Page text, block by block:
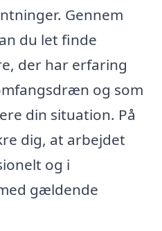
Gennem
du let finde
der har erfaring
og som
din situation. På
dig, at arbejdet
og i
gældende